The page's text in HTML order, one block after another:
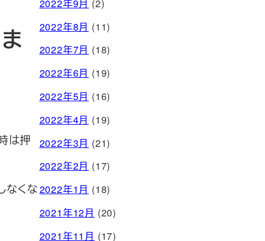
は押
なくな
2022年9月 (2)
2022年8月 (11)
2022年7月 (18)
2022年6月 (19)
2022年5月 (16)
2022年4月 (19)
2022年3月 (21)
2022年2月 (17)
2022年1月 (18)
2021年12月 (20)
2021年11月 (17)